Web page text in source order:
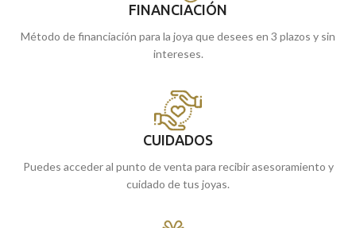
FINANCIACIÓN
Método de financiación para la joya que desees en 3 plazos y sin
intereses.
CUIDADOS
Puedes acceder al punto de venta para recibir asesoramiento y
cuidado de tus joyas.